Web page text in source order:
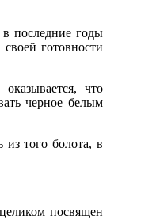
последние годы
готовности
что
черное белым
того болота, в
посвящен